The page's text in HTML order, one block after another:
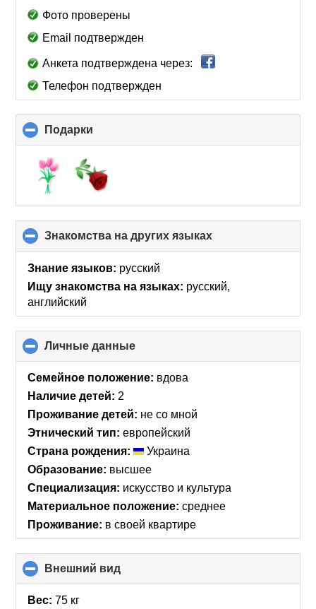
Фото проверены
Email подтвержден
Анкета подтверждена через:
Телефон подтвержден
Подарки
to
contents
Знакомства на других языках
to
Знание языков: русский
Ищу знакомства на языках: русский,
английский
Личные данные
to
collapse
Семейное положение: вдова
Наличие детей: 2
Проживание детей: не со мной
Этнический тип: европейский
Страна рождения:
Украина
Образование: высшее
Специализация: искусство и культура
Материальное положение: среднее
Проживание: в своей квартире
Внешний вид
to
Вес: 75 кг